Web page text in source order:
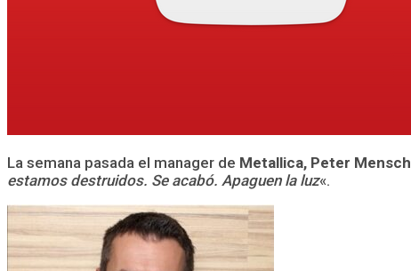
La semana pasada el manager de Metallica, Peter Mensch
estamos destruidos. Se acabó. Apaguen la luz«.